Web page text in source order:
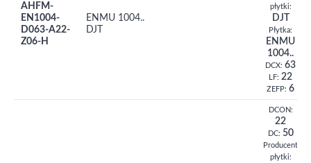
AHFM-
EN1004-
D063-A22-
Z06-H
ENMU 1004..
DJT
płytki:
DJT
Płytka:
ENMU
1004..
DCX: 63
LF: 22
ZEFP: 6
DCON:
22
DC: 50
Producent
płytki: